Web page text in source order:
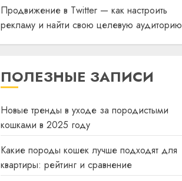
Продвижение в Twitter — как настроить
рекламу и найти свою целевую аудиторию
ПОЛЕЗНЫЕ ЗАПИСИ
Новые тренды в уходе за породистыми
кошками в 2025 году
Какие породы кошек лучше подходят для
квартиры: рейтинг и сравнение